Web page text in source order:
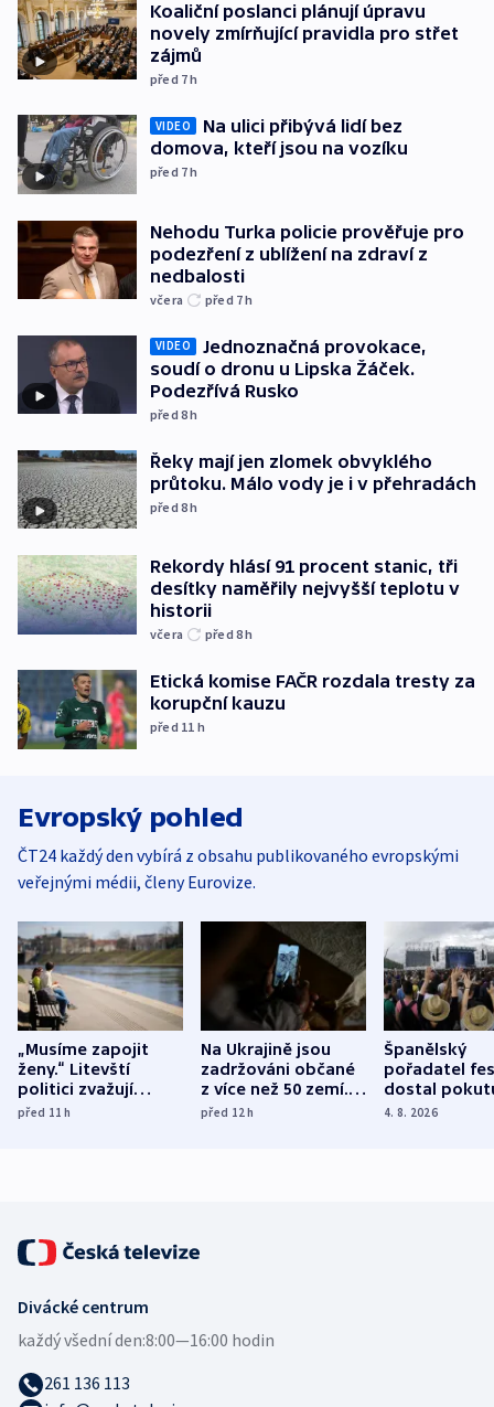
Koaliční poslanci plánují úpravu
novely zmírňující pravidla pro střet
zájmů
před 7h
VIDEO
Na ulici přibývá lidí bez
domova, kteří jsou na vozíku
před 7h
Nehodu Turka policie prověřuje pro
podezření z ublížení na zdraví z
nedbalosti
včera před 7h
VIDEO
Jednoznačná provokace,
soudí o dronu u Lipska Žáček.
Podezřívá Rusko
před 8h
Řeky mají jen zlomek obvyklého
průtoku. Málo vody je i v přehradách
před 8h
Rekordy hlásí 91 procent stanic, tři
desítky naměřily nejvyšší teplotu v
historii
včera před 8h
Etická komise FAČR rozdala tresty za
korupční kauzu
před 11 h
Evropský pohled
ČT24 každý den vybírá z obsahu publikovaného evropskými
veřejnými médii, členy Eurovize.
„Musíme zapojit
ženy.“ Litevští
politici zvažují
dohodu o
před 11h
Na Ukrajině jsou
zadržováni občané
z více než 50 zemí.
Bojovali na straně
před 12h
Španělský
pořadatel
dostal
nekalé
4. 8. 2026
Divácké centrum
každý všední den:8:00—16:00 hodin
261 136 113